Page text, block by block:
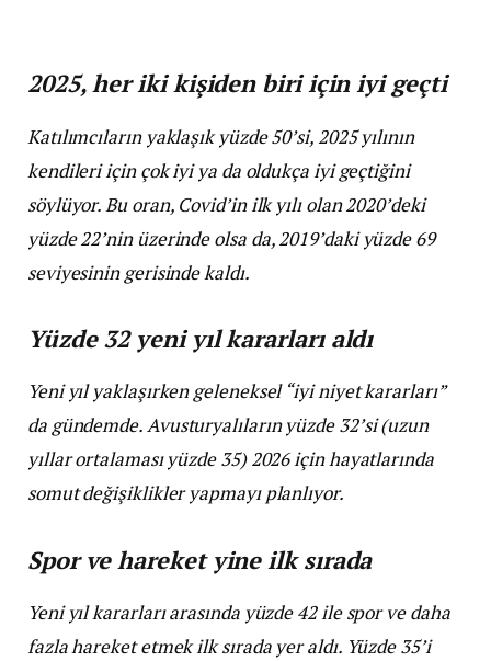
2025, her iki kişiden biri için iyi geçti
Katılımcıların yaklaşık yüzde 50’si, 2025 yılının
kendileri için çok iyi ya da oldukça iyi geçtiğini
söylüyor. Bu oran, Covid’in ilk yılı olan 2020’deki
yüzde 22’nin üzerinde olsa da, 2019’daki yüzde 69
seviyesinin gerisinde kaldı.
Yüzde 32 yeni yıl kararları aldı
Yeni yıl yaklaşırken geleneksel “iyi niyet kararları”
da gündemde. Avusturyalıların yüzde 32’si (uzun
yıllar ortalaması yüzde 35) 2026 için hayatlarında
somut değişiklikler yapmayı planlıyor.
Spor ve hareket yine ilk sırada
Yeni yıl kararları arasında yüzde 42 ile spor ve daha
fazla hareket etmek ilk sırada yer aldı. Yüzde 35’i